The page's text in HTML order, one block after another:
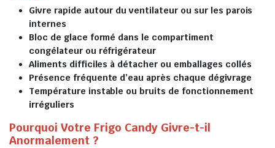
Givre rapide autour du ventilateur ou sur les parois
internes
Bloc de glace formé dans le compartiment
congélateur ou réfrigérateur
Aliments difficiles à détacher ou emballages collés
Présence fréquente d’eau après chaque dégivrage
Température instable ou bruits de fonctionnement
irréguliers
Pourquoi Votre Frigo Candy Givre-t-il
Anormalement ?